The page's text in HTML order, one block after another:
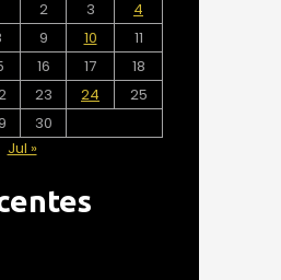
2 3
4
9 10
11
16 17
18
23 24
25
30
Jul »